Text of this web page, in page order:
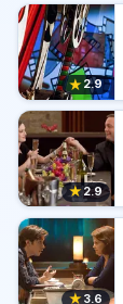
★ 2.9
★2.9
★ 3.6